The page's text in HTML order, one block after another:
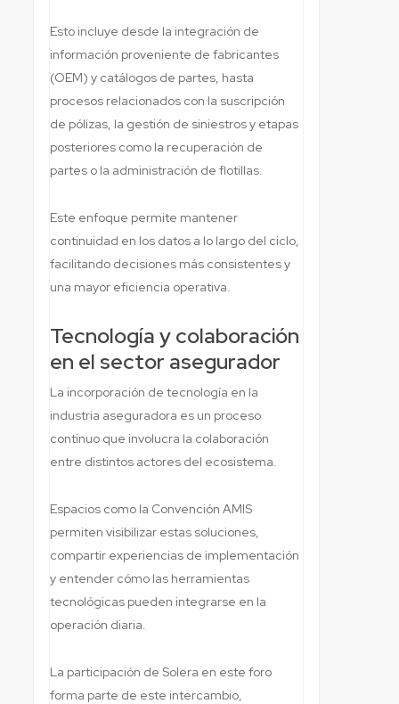
Esto incluye desde la integración de
información proveniente de fabricantes
(OEM) y catálogos de partes, hasta
procesos relacionados con la suscripción
de pólizas, la gestión de siniestros y etapas
posteriores como la recuperación de
partes o la administración de flotillas.
Este enfoque permite mantener
continuidad en los datos a lo largo del ciclo,
facilitando decisiones más consistentes y
una mayor eficiencia operativa.
Tecnología y colaboración
en el sector asegurador
La incorporación de tecnología en la
industria aseguradora es un proceso
continuo que involucra la colaboración
entre distintos actores del ecosistema.
Espacios como la Convención AMIS
permiten visibilizar estas soluciones,
compartir experiencias de implementación
y entender cómo las herramientas
tecnológicas pueden integrarse en la
operación diaria.
La participación de Solera en este foro
forma parte de este intercambio,